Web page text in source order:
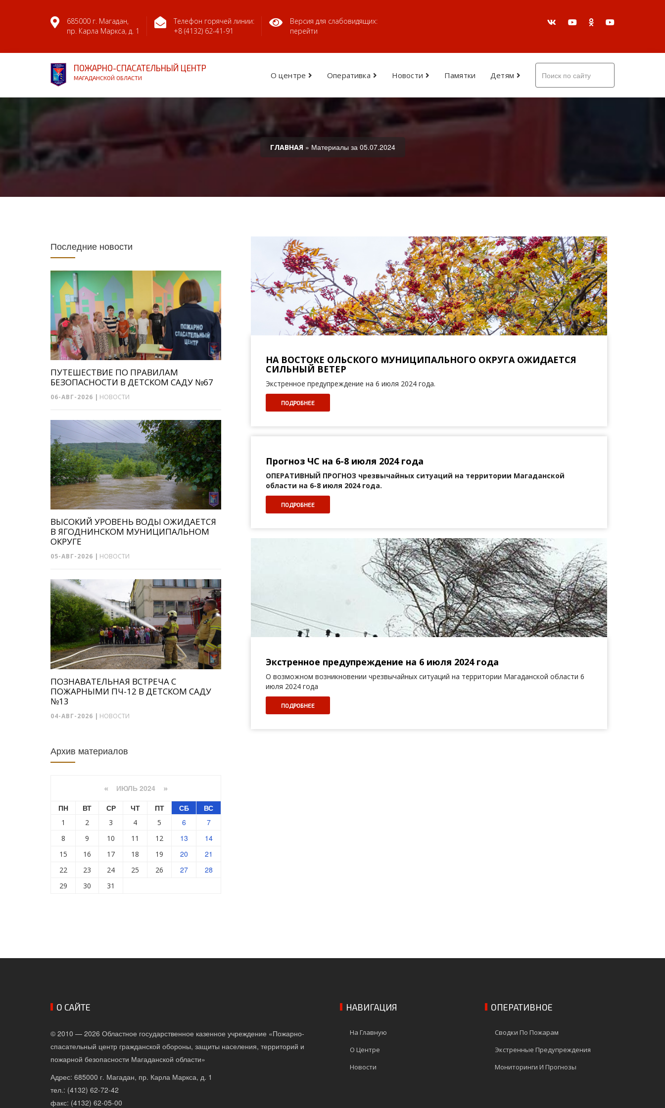
685000 г. Магадан,
пр. Карла Маркса, д. 1
Телефон горячей линии:
+8 (4132) 62-41-91
Версия для слабовидящих:
перейти
ПОЖАРНО-СПАСАТЕЛЬНЫЙ ЦЕНТР
МАГАДАНСКОЙ ОБЛАСТИ О центре Оперативка Новости Памятки Детям
ГЛАВНАЯ » Материалы за 05.07.2024
НА ВОСТОКЕ ОЛЬСКОГО МУНИЦИПАЛЬНОГО ОКРУГА ОЖИДАЕТСЯ
СИЛЬНЫЙ ВЕТЕР
Экстренное предупреждение на 6 июля 2024 года.
ПОДРОБНЕЕ
Прогноз ЧС на 6-8 июля 2024 года
ОПЕРАТИВНЫЙ ПРОГНОЗ чрезвычайных ситуаций на территории Магаданской
области на 6-8 июля 2024 года.
ПОДРОБНЕЕ
Экстренное предупреждение на 6 июля 2024 года
О возможном возникновении чрезвычайных ситуаций на территории Магаданской области 6
июля 2024 года
ПОДРОБНЕЕ
Последние новости
ПУТЕШЕСТВИЕ ПО ПРАВИЛАМ
БЕЗОПАСНОСТИ В ДЕТСКОМ САДУ №67
06-АВГ-2026 | НОВОСТИ
ВЫСОКИЙ УРОВЕНЬ ВОДЫ ОЖИДАЕТСЯ
В ЯГОДНИНСКОМ МУНИЦИПАЛЬНОМ
ОКРУГЕ
05-АВГ-2026 НОВОСТИ
ПОЗНАВАТЕЛЬНАЯ ВСТРЕЧА С
ПОЖАРНЫМИ ПЧ-12 В ДЕТСКОМ САДУ
№13
04-АВГ-2026 | НОВОСТИ
Архив материалов
« ИЮЛЬ 2024 »
ПН ВТ СР ЧТ ПТ СБ ВС
1 2 3 4 5 6 7
8 9 10 11 12 13 14
15 16 17 18 19 20 21
22 23 24 25 26 27 28
29 30 31
О САЙТЕ
© 2010 — 2026 Областное государственное казенное учреждение «Пожарно-
спасательный центр гражданской обороны, защиты населения, территорий и
пожарной безопасности Магаданской области»
Адрес: 685000 г. Магадан, пр. Карла Маркса, д. 1
тел.: (4132) 62-72-42
факс: (4132) 62-05-00
НАВИГАЦИЯ
На Главную
О Центре
Новости
ОПЕРАТИВНОЕ
Сводки По Пожарам
Экстренные Предупреждения
Мониторинги И Прогнозы